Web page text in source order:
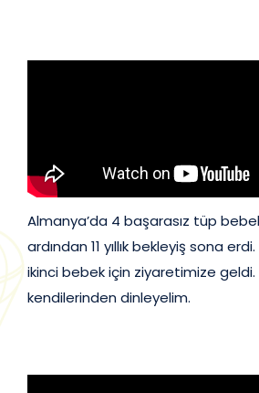
Almanya’da 4 başarasız tüp
ardından 11 yıllık bekleyiş sona
ikinci bebek için ziyaretimize geldi.
kendilerinden dinleyelim.